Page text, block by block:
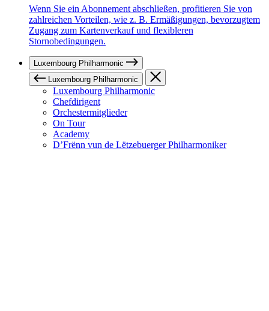
Wenn Sie ein Abonnement abschließen, profitieren Sie von
zahlreichen Vorteilen, wie z. B. Ermäßigungen, bevorzugtem
Zugang zum Kartenverkauf und flexibleren
Stornobedingungen.
Luxembourg Philharmonic
Luxembourg Philharmonic
Luxembourg Philharmonic
Chefdirigent
Orchestermitglieder
On Tour
Academy
D’Frënn vun de Lëtzebuerger Philharmoniker